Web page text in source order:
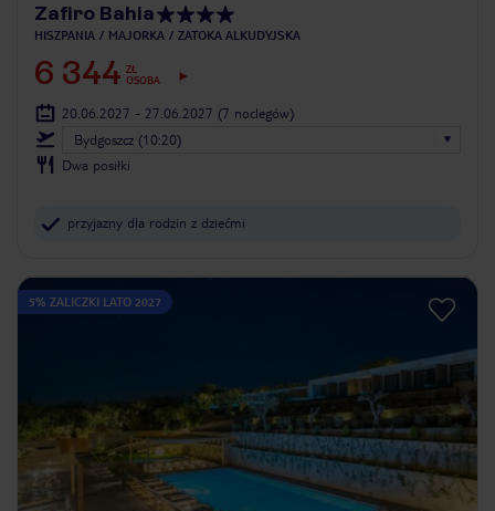
Zafiro Bahia
HISZPANIA MAJORKA ZATOKA ALKUDYJSKA
6 344 ZŁ
OSOBA
20.06.2027 - 27.06.2027 (7 noclegów)
Bydgoszcz (10:20)
Dwa posiłki
przyjazny dla rodzin z dziećmi
5% ZALICZKI LATO 2027